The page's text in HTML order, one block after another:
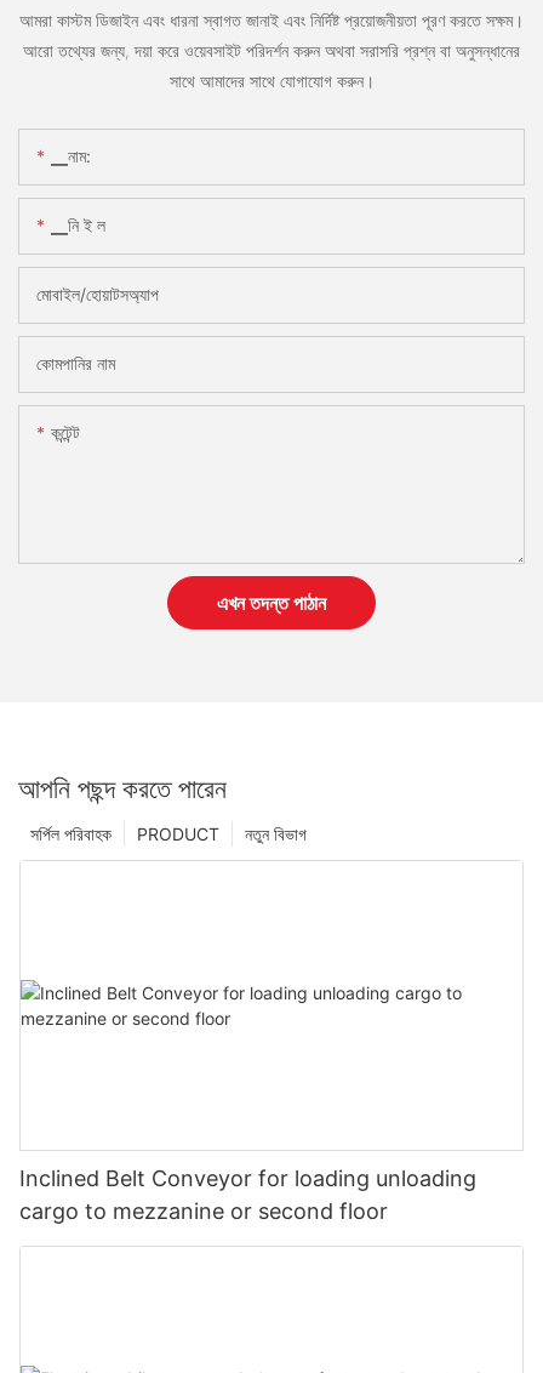
আমরা কাস্টম ডিজাইন এবং ধারনা স্বাগত জানাই এবং নির্দিষ্ট প্রয়োজনীয়তা পূরণ করতে সক্ষম।
আরো তথ্যের জন্য, দয়া করে ওয়েবসাইট পরিদর্শন করুন অথবা সরাসরি প্রশ্ন বা অনুসন্ধানের
সাথে আমাদের সাথে যোগাযোগ করুন।
▁নাম:
▁নি ই ল
মোবাইল/হোয়াটসঅ্যাপ
কোমপানির নাম
কন্টেন্ট
এখন তদন্ত পাঠান
আপনি পছন্দ করতে পারেন
নতুন বিভাগ
PRODUCT
সর্পিল পরিবাহক
Inclined Belt Conveyor for loading unloading
cargo to mezzanine or second floor